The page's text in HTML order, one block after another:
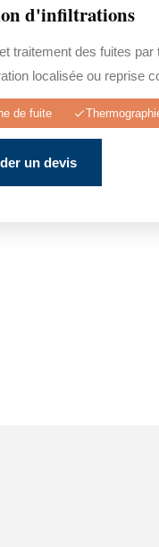
d'infiltrations
traitement des fuites
localisée ou reprise
de fuite
un devis